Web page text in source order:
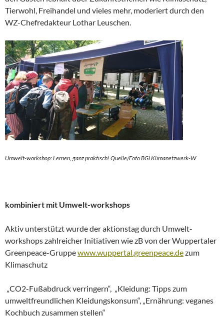
Tierwohl, Freihandel und vieles mehr, moderiert durch den
WZ-Chefredakteur Lothar Leuschen.
Umwelt-workshop: Lernen, ganz praktisch! Quelle/Foto BGlKlimanetzwerk-W
kombiniert mit Umwelt-workshops
Aktiv unterstützt wurde der aktionstag durch Umwelt-
workshops zahlreicher Initiativen wie zB von der Wuppertaler
Greenpeace-Gruppewww.wuppertal.greenpeace.dezum
Klimaschutz
„CO2-Fußabdruck verringern“, „Kleidung: Tipps zum
umweltfreundlichen Kleidungskonsum“, „Ernährung: veganes
Kochbuch zusammen stellen“